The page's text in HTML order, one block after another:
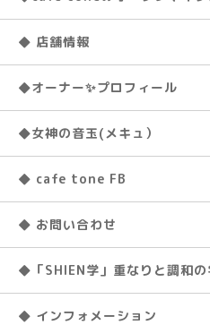
◆ 店舗情報
◆オーナー✨プロフィール
◆女神の音玉(メキュ）
◆ cafe tone FB
◆ お問い合わせ
◆「SHIEN学」重なりと調和の
◆ インフォメーション